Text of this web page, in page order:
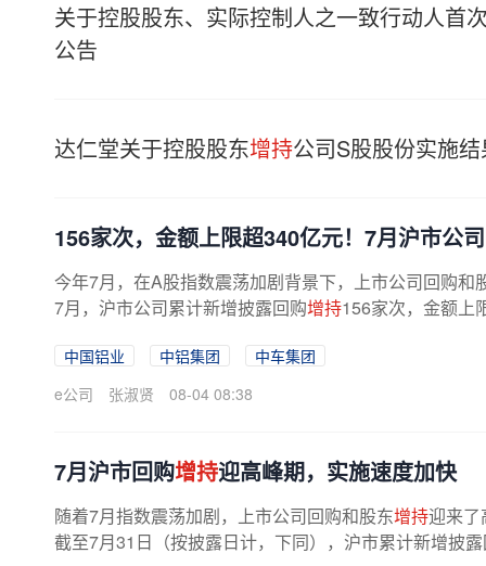
关于控股股东、实际控制人之一致行动人首
公告
达仁堂关于控股股东增持公司S股股份实施
156家次，金额上限超340亿元！7月沪市公
今年7月，在A股指数震荡加剧背景下，上市公司回购和
7月，沪市公司累计新增披露回购增持156家次，金额上
中国铝业 中铝集团
中车集团
e公司
张淑贤 08-04 08:38
7月沪市回购增持迎高峰期，实施速度加快
随着7月指数震荡加剧，上市公司回购和股东增持迎来了
截至7月31日（按披露日计，下同），沪市累计新增披